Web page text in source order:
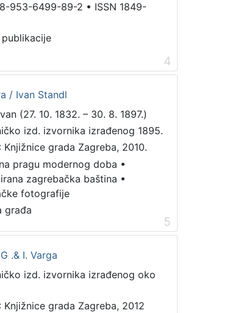
953-6499-89-2 • ISSN 1849-
publikacije
4
/ Ivan Standl
(27. 10. 1832. – 30. 8. 1897.)
izd. izvornika izrađenog 1895.
Knjižnice grada Zagreba, 2010.
pragu modernog doba •
zagrebačka baština •
fotografije
građa
5
.& I. Varga
izd. izvornika izrađenog oko
Knjižnice grada Zagreba, 2012